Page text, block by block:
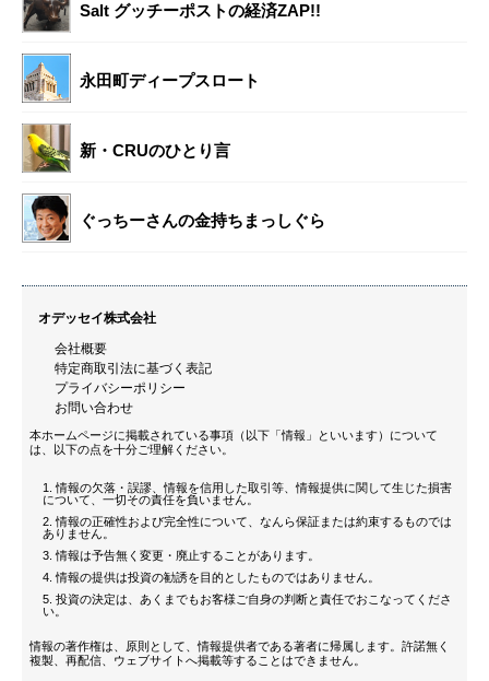
Salt グッチーポストの経済ZAP!!
永田町ディープスロート
新・CRUのひとり言
ぐっちーさんの金持ちまっしぐら
オデッセイ株式会社
会社概要
特定商取引法に基づく表記
プライバシーポリシー
お問い合わせ
本ホームページに掲載されている事項（以下「情報」といいます）について
は、以下の点を十分ご理解ください。
情報の欠落・誤謬、情報を信用した取引等、情報提供に関して生じた損害
について、一切その責任を負いません。
情報の正確性および完全性について、なんら保証または約束するものでは
ありません。
情報は予告無く変更・廃止することがあります。
情報の提供は投資の勧誘を目的としたものではありません。
投資の決定は、あくまでもお客様ご自身の判断と責任でおこなってくださ
い。
情報の著作権は、原則として、情報提供者である著者に帰属します。許諾無く
複製、再配信、ウェブサイトへ掲載等することはできません。